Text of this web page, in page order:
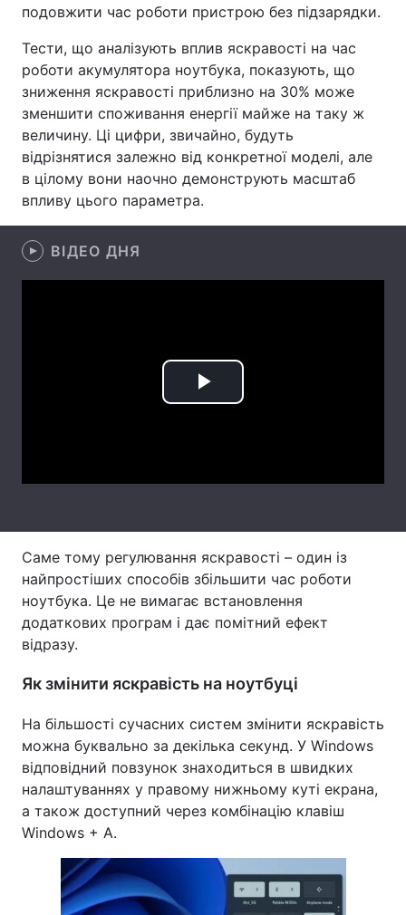
Цікавинки Погода
Екологія Регіони
Лонгріди
Відео з Youtube Статті
Інтерв'ю Думки
Архів Вакансії
подовжити час роботи пристрою без підзарядки.
Тести, що аналізують вплив яскравості на час
роботи акумулятора ноутбука, показують, що
зниження яскравості приблизно на 30% може
зменшити споживання енергії майже на таку ж
величину. Ці цифри, звичайно, будуть
відрізнятися залежно від конкретної моделі, але
в цілому вони наочно демонструють масштаб
впливу цього параметра.
ВІДЕО ДНЯ
Play
Саме тому регулювання яскравості – один із
найпростіших способів збільшити час роботи
ноутбука. Це не вимагає встановлення
додаткових програм і дає помітний ефект
відразу.
Як змінити яскравість на ноутбуці
На більшості сучасних систем змінити яскравість
можна буквально за декілька секунд. У Windows
відповідний повзунок знаходиться в швидких
налаштуваннях у правому нижньому куті екрана,
а також доступний через комбінацію клавіш
Windows + A.